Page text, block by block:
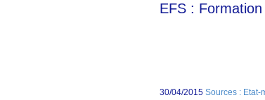
EFS :
30/04/2015 Sources : Etat-